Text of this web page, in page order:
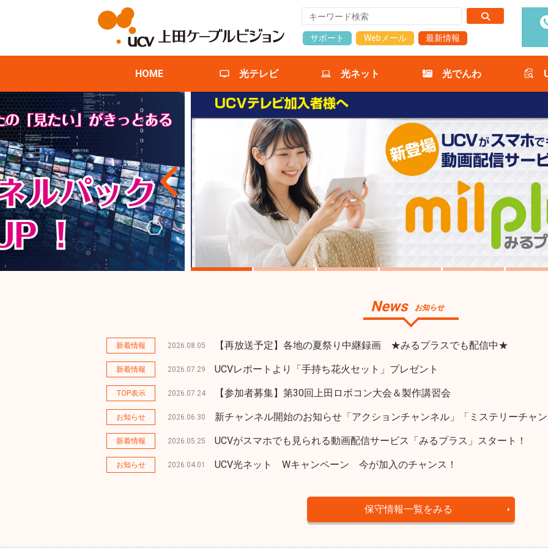
サポート Webメール 最新情報
HOME 光テレビ 光ネット 光でんわ
News お知らせ
新着情報 2026.08.05 【再放送予定】各地の夏祭り中継録画 ★みるプラスでも配信中★
新着情報 2026.07.29 UCVレポートより「手持ち花火セット」プレゼント
TOP表示 2026.07.24 【参加者募集】第30回上田ロボコン大会＆製作講習会
お知らせ 2026.06.30 新チャンネル開始のお知らせ「アクションチャンネル」「ミステリーチャ
新着情報 2026.05.25 UCVがスマホでも見られる動画配信サービス「みるプラス」スタート！
お知らせ 2026.04.01 UCV光ネット Wキャンペーン 今が加入のチャンス！
保守情報一覧をみる